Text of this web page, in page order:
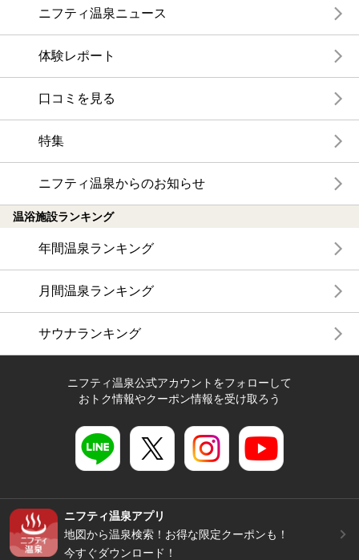
ニフティ温泉ニュース
体験レポート
口コミを見る
特集
ニフティ温泉からのお知らせ
温浴施設ランキング
年間温泉ランキング
月間温泉ランキング
サウナランキング
ニフティ温泉公式アカウントをフォローして
おトク情報やクーポン情報を受け取ろう
ニフティ温泉アプリ
地図から温泉検索！お得な限定クーポンも！
今すぐダウンロード！